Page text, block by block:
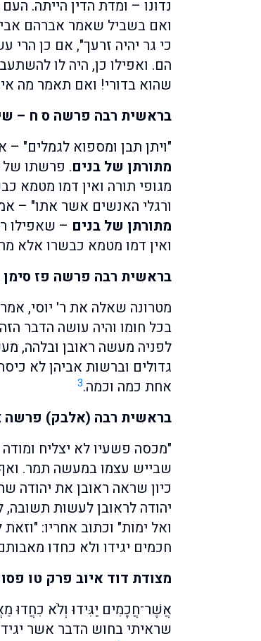
נדונו – ומדת הדין הייתה.
ואם בשביל שאמר אברהם
כי גר יהיה זרעך", אם כן הרי
הם. ואפילו כן, היה לו
שהוא בדורי! ואם תאמר מה
בראשית רבה פרשה ס ח –
"ויתן תבן ומספוא לגמלים"
מתורתן של בנים. פרשתו של
מגופי תורה ואין דמו מטמא
ורגלי האנשים אשר אתו" –
מתורתן של בנים – שאפילו
ואין דמו מטמא כבשרו אלא
בראשית רבה פרשה פז סימן
מטרונה שאלה את ר' יוסי,
בכל חומו והיה עושה הדבר
לפניה מעשה ראובן ובלהה,
גדולים וברשות אביהן לא
אחת כמה וכמה.3
בראשית רבה (אלבק) פרשה
"מכסה פשעיו לא יצליח
שבייש עצמו במעשה תמר.
כיון שראה ראובן את יהודה
יהודה לראובן לעשות תשובה,
ואל ימות" וכתוב אחריו: "וזאת
חכמים יגידו ולא כחדו
מצודת דוד איוב פרק טו
אֲשֶׁר־חֲכָמִים יַגִּידוּ וְלֹא
שראיתי בחוש הדבר אשר